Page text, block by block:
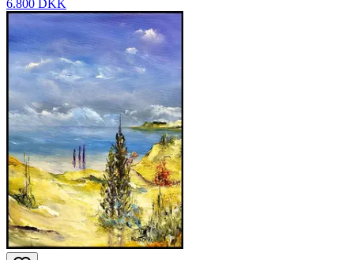
6.800 DKK